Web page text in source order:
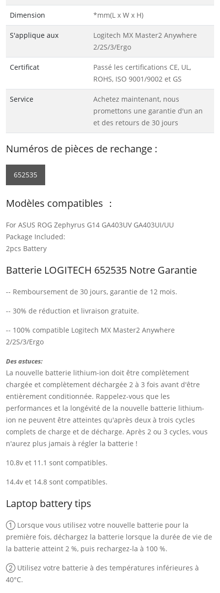
Dimension *mm(L x W x H)
S'applique aux
Logitech MX Master2 Anywhere
2/2S/3/Ergo
Certificat
Passé les certifications CE, UL,
ROHS, ISO 9001/9002 et GS
Service
Achetez maintenant, nous
promettons une garantie d'un an
et des retours de 30 jours
Numéros de pièces de rechange :
652535
Modèles compatibles ：
For ASUS ROG Zephyrus G14 GA403UV GA403UI/UU
Package Included:
2pcs Battery
Batterie LOGITECH 652535 Notre Garantie
-- Remboursement de 30 jours, garantie de 12 mois.
-- 30% de réduction et livraison gratuite.
-- 100% compatible Logitech MX Master2 Anywhere
2/2S/3/Ergo
Des astuces:
La nouvelle batterie lithium-ion doit être complètement
chargée et complètement déchargée 2 à 3 fois avant d'être
entièrement conditionnée. Rappelez-vous que les
performances et la longévité de la nouvelle batterie lithium-
ion ne peuvent être atteintes qu'après deux à trois cycles
complets de charge et de décharge. Après 2 ou 3 cycles, vous
n'aurez plus jamais à régler la batterie !
10.8v et 11.1 sont compatibles.
14.4v et 14.8 sont compatibles.
Laptop battery tips
① Lorsque vous utilisez votre nouvelle batterie pour la
première fois, déchargez la batterie lorsque la durée de vie de
la batterie atteint 2 %, puis rechargez-la à 100 %.
② Utilisez votre batterie à des températures inférieures à
40°C.